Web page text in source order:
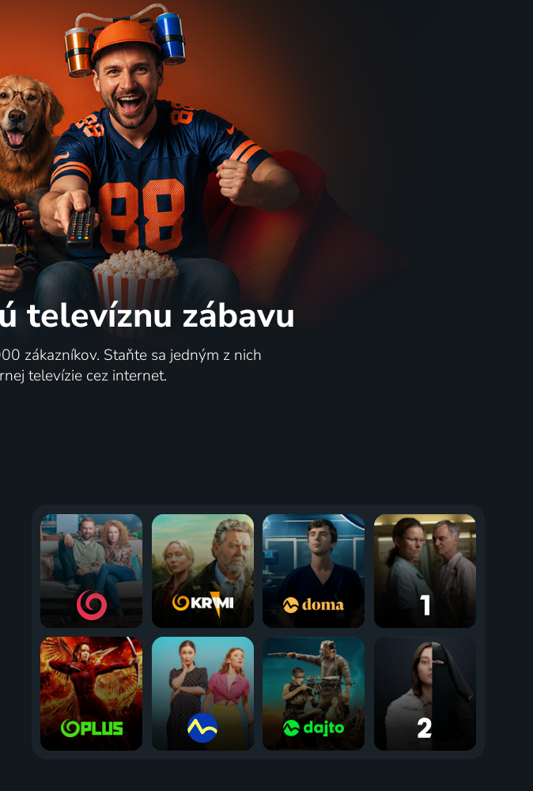
televíznu zábavu
zákazníkov. Staňte sa jedným z nich
televízie cez internet.